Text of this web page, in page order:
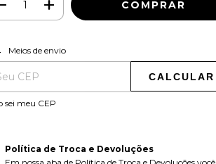
para o CEP:
Meios de envio
CALCULAR
sei meu CEP
Política de Troca e Devoluções